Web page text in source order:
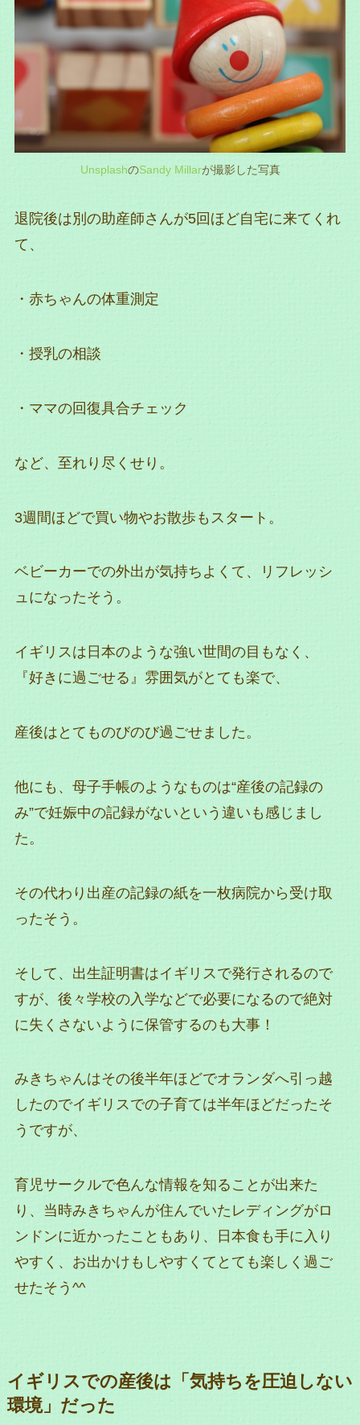
UnsplashのSandy Millarが撮影した写真
退院後は別の助産師さんが5回ほど自宅に来てくれ
て、
・赤ちゃんの体重測定
・授乳の相談
・ママの回復具合チェック
など、至れり尽くせり。
3週間ほどで買い物やお散歩もスタート。
ベビーカーでの外出が気持ちよくて、リフレッシ
ュになったそう。
イギリスは日本のような強い世間の目もなく、
『好きに過ごせる』雰囲気がとても楽で、
産後はとてものびのび過ごせました。
他にも、母子手帳のようなものは“産後の記録の
み”で妊娠中の記録がないという違いも感じまし
た。
その代わり出産の記録の紙を一枚病院から受け取
ったそう。
そして、出生証明書はイギリスで発行されるので
すが、後々学校の入学などで必要になるので絶対
に失くさないように保管するのも大事！
みきちゃんはその後半年ほどでオランダへ引っ越
したのでイギリスでの子育ては半年ほどだったそ
うですが、
育児サークルで色んな情報を知ることが出来た
り、当時みきちゃんが住んでいたレディングがロ
ンドンに近かったこともあり、日本食も手に入り
やすく、お出かけもしやすくてとても楽しく過ご
せたそう^^
イギリスでの産後は「気持ちを圧迫しない
環境」だった